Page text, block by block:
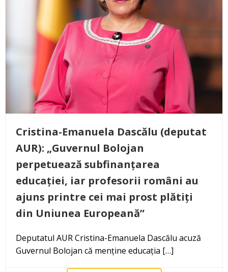
Cristina-Emanuela Dascălu (deputat
AUR): „Guvernul Bolojan
perpetuează subfinanțarea
educației, iar profesorii români au
ajuns printre cei mai prost plătiți
din Uniunea Europeană”
Deputatul AUR Cristina-Emanuela Dascălu acuză
Guvernul Bolojan că menține educația […]